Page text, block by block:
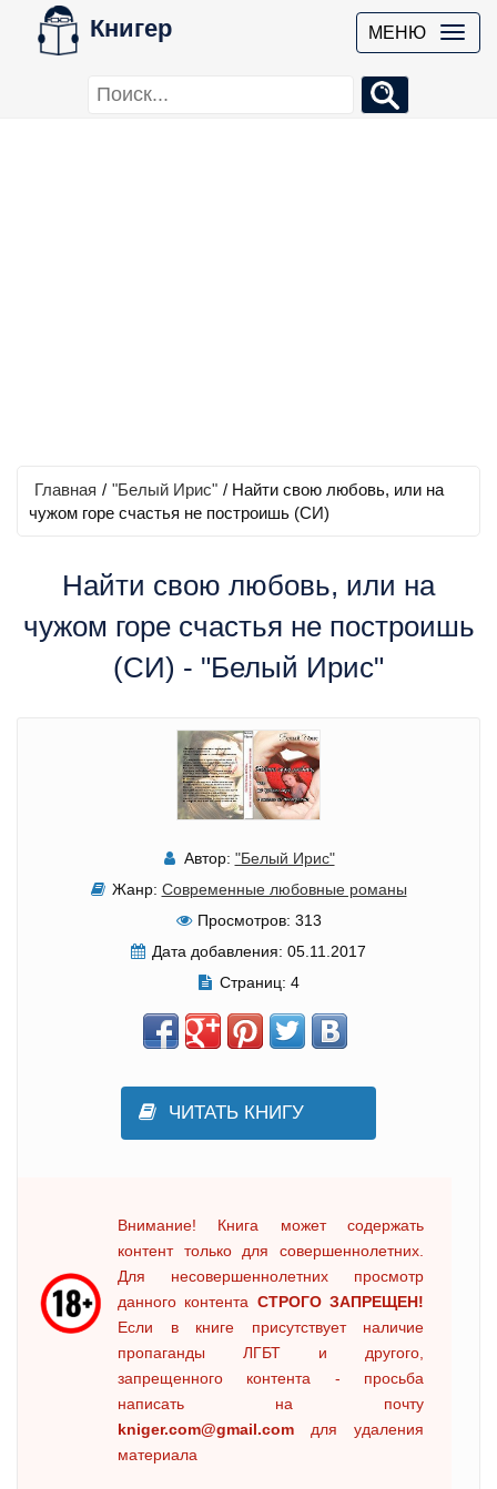
Книгер МЕНЮ
Главная / "Белый Ирис" / Найти свою любовь, или на
чужом горе счастья не построишь (СИ)
Найти свою любовь, или на
чужом горе счастья не построишь
(СИ) - "Белый Ирис"
Автор: "Белый Ирис"
Жанр: Современные любовные романы
Просмотров: 313
Дата добавления: 05.11.2017
Страниц: 4
ЧИТАТЬ КНИГУ
Внимание! Книга может содержать
контент только для совершеннолетних.
Для несовершеннолетних просмотр
данного контента СТРОГО ЗАПРЕЩЕН!
Если в книге присутствует наличие
пропаганды ЛГБТ и другого,
запрещенного контента - просьба
написать на почту
kniger.com@gmail.com для удаления
материала